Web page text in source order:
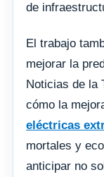
de
El trabajo
mejorar la
Noticias de la
cómo la
eléctricas
mortales y
anticipar no